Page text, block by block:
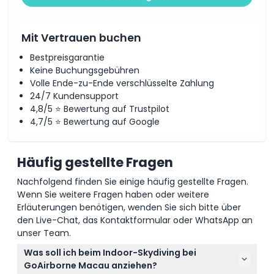
Dinge, die Sie wissen sollten
Ort
Kleiderordnung
Stornierungsbedingungen
Mit Vertrauen buchen
Bestpreisgarantie
Keine Buchungsgebühren
Volle Ende-zu-Ende verschlüsselte Zahlung
24/7 Kundensupport
4,8/5 ⭐ Bewertung auf Trustpilot
4,7/5 ⭐ Bewertung auf Google
Häufig gestellte Fragen
Nachfolgend finden Sie einige häufig gestellte Fragen.
Wenn Sie weitere Fragen haben oder weitere
Erläuterungen benötigen, wenden Sie sich bitte über
den Live-Chat, das Kontaktformular oder WhatsApp an
unser Team.
Was soll ich beim Indoor-Skydiving bei
GoAirborne Macau anziehen?